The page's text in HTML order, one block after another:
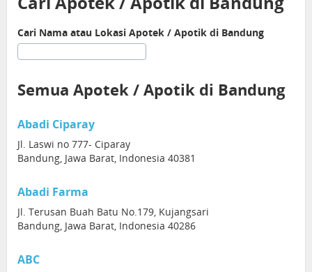
Cari Nama atau Lokasi Apotek / Apotik di Bandung
Semua Apotek / Apotik di Bandung
Abadi Ciparay
Jl. Laswi no 777- Ciparay
Bandung, Jawa Barat, Indonesia 40381
Abadi Farma
Jl. Terusan Buah Batu No.179, Kujangsari
Bandung, Jawa Barat, Indonesia 40286
ABC